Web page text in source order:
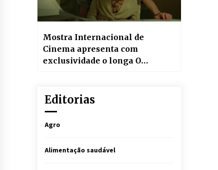
Mostra Internacional de
Cinema apresenta com
exclusividade o longa O
Editorias
Agro
Alimentação saudável